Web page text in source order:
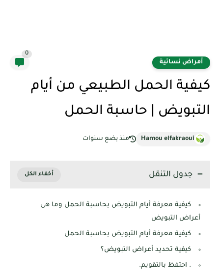
أمراض نسائية
0
كيفية الحمل الطبيعي من أيام
التبويض | حاسبة الحمل
Hamou elfakraoui منذ بضع سنوات
جدول التنقل
كيفية معرفة أيام التبويض بحاسبة الحمل وما هى
أعراض التبويض
كيفية معرفة أيام التبويض بحاسبة الحمل
كيفية تحديد أعراض التبويض؟
. احتفظ بالتقويم.